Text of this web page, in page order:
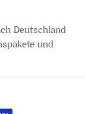
Deutschland
und